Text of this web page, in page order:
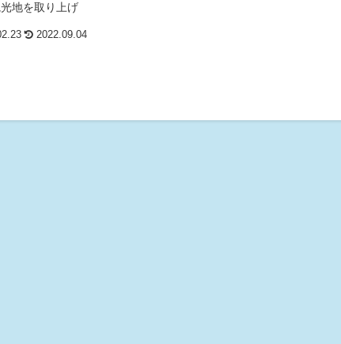
地を取り上げ
2022.09.04